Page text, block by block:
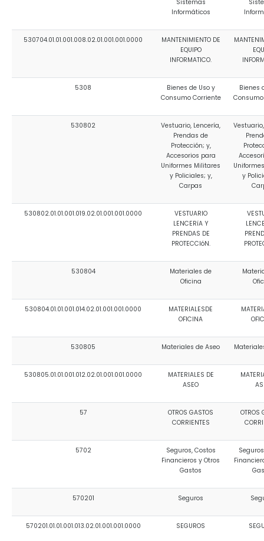
Sistemas
Informáticos
530704.01.01.001.008.02.01.001.001.0000
MANTENIMIENTO DE
EQUIPO
INFORMATICO.
5308
Bienes de Uso y
Consumo Corriente
Bienes
530802
Vestuario, Lencería,
Prendas de
Protección; y,
Accesorios para
Uniformes Militares
y Policiales; y,
Carpas
y
530802.01.01.001.019.02.01.001.001.0000
VESTUARIO
LENCERíA Y
PRENDAS DE
PROTECCIóN.
530804
Materiales de
Oficina
530804.01.01.001.014.02.01.001.001.0000
MATERIALESDE
OFICINA
530805 Materiales de Aseo
530805.01.01.001.012.02.01.001.001.0000
MATERIALES DE
ASEO
57
OTROS GASTOS
CORRIENTES
OTROS
5702
Seguros, Costos
Financieros y Otros
Gastos
570201 Seguros
570201.01.01.001.013.02.01.001.001.0000 SEGUROS